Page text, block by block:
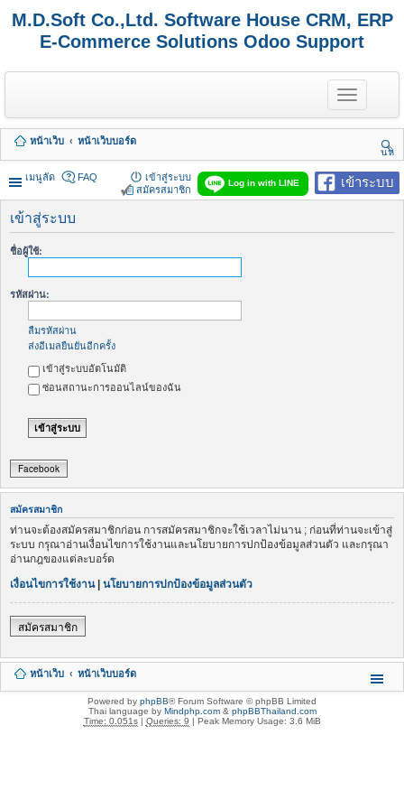
M.D.Soft Co.,Ltd. Software House CRM, ERP
E-Commerce Solutions Odoo Support
T
o
g
e
n
a
v
g
หน้าเว็บ
หน้าเว็บบอร์ด
นห
า
เมนูลัด
เข้าระบบ
Log in with LINE
FAQ
เข้าสู่ระบบ
สมัครสมาชิก
เข้าสู่ระบบ
ชื่อผู้ใช้:
รหัสผ่าน:
ลืมรหัสผ่าน
ส่งอีเมลยืนยันอีกครั้ง
เข้าสู่ระบบอัตโนมัติ
ซ่อนสถานะการออนไลน์ของฉัน
Facebook
สมัครสมาชิก
ท่านจะต้องสมัครสมาชิกก่อน การสมัครสมาชิกจะใช้เวลาไม่นาน ; ก่อนที่ท่านจะเข้าสู่
ระบบ กรุณาอ่านเงื่อนไขการใช้งานและนโยบายการปกป้องข้อมูลส่วนตัว และกรุณา
อ่านกฎของแต่ละบอร์ด
เงื่อนไขการใช้งาน| นโยบายการปกป้องข้อมูลส่วนตัว
สมัครสมาชิก
หน้าเว็บ หน้าเว็บบอร์ด
Powered by phpBB® Forum Software © phpBB Limited
Thai language by Mindphp.com& phpBBThailand.com
Time: 0.051s| Queries: 9 | Peak Memory Usage: 3.6 MiB